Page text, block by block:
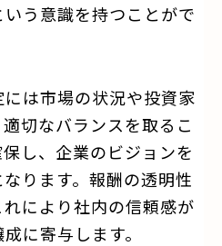
う意識を持つことがで
は市場の状況や投資家
切なバランスを取るこ
し、企業のビジョンを
ります。報酬の透明性
により社内の信頼感が
に寄与します。